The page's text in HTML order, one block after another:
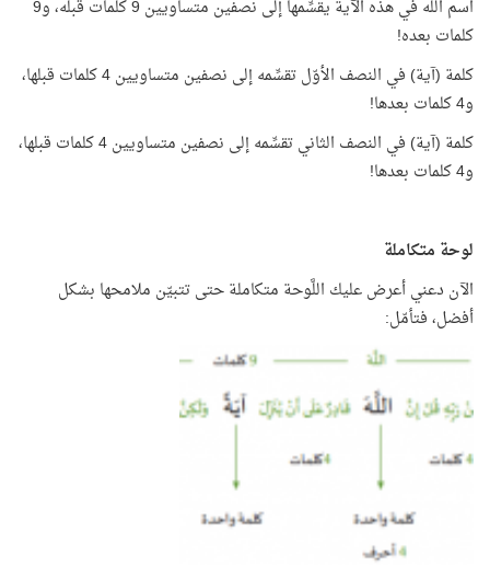
اسم اللَّه في هذه الآية يقسِّمها إلى نصفين متساويين 9 كلمات قبله، و9
كلمات بعده!
كلمة (آية) في النصف الأوّل تقسِّمه إلى نصفين متساويين 4 كلمات قبلها،
و4 كلمات بعدها!
كلمة (آية) في النصف الثاني تقسِّمه إلى نصفين متساويين 4 كلمات قبلها،
و4 كلمات بعدها!
لوحة متكاملة
الآن دعني أعرض عليك اللَّوحة متكاملة حتى تتبيّن ملامحها بشكل
أفضل، فتأمّل: